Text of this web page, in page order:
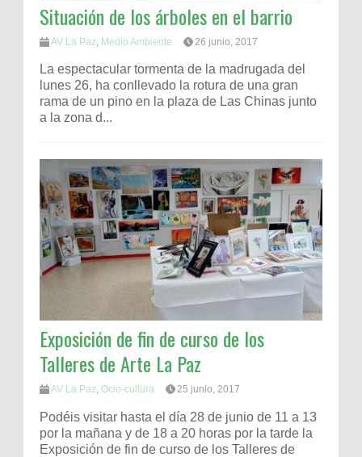
Situación de los árboles en el barrio
AV La Paz, Medio Ambiente 26 junio, 2017
La espectacular tormenta de la madrugada del
lunes 26, ha conllevado la rotura de una gran
rama de un pino en la plaza de Las Chinas junto
a la zona d...
Exposición de fin de curso de los
Talleres de Arte La Paz
AV La Paz, Ocio-cultura 25 junio, 2017
Podéis visitar hasta el día 28 de junio de 11 a 13
por la mañana y de 18 a 20 horas por la tarde la
Exposición de fin de curso de los Talleres de